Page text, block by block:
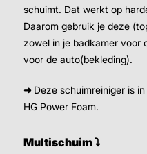
schuimt. Dat werkt op
Daarom gebruik je deze
zowel in je badkamer voor
voor de auto(bekleding).
➜ Deze schuimreiniger is
HG Power Foam.
Multischuim ⤵